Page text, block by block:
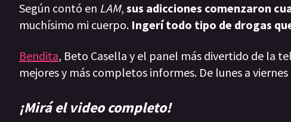
Según contó en LAM, sus adicciones comenzaron
muchísimo mi cuerpo. Ingerí todo tipo de drogas
Bendita, Beto Casella y el panel más divertido de la
mejores y más completos informes. De lunes a viernes
¡Mirá el video completo!